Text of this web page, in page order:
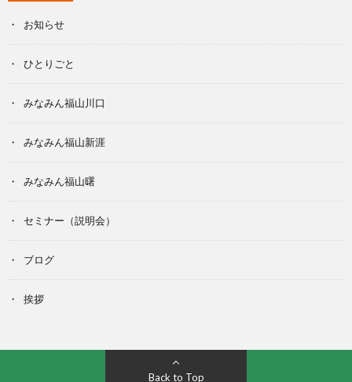
お知らせ
ひとりごと
みなみん福山川口
みなみん福山新涯
みなみん福山曙
セミナー（説明会）
ブログ
挨拶
Back to Top